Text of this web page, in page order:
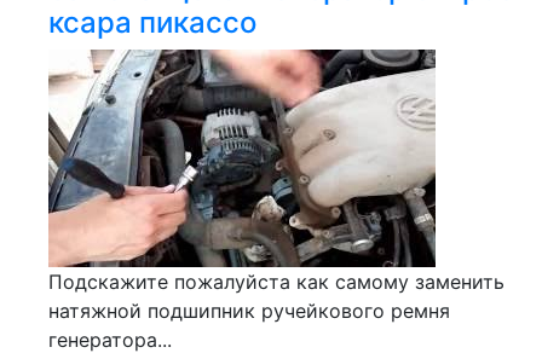
ксара пикассо
Подскажите пожалуйста как самому заменить
натяжной подшипник ручейкового ремня
генератора...